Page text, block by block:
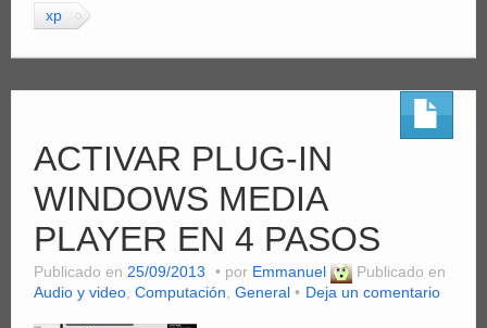
xp
ACTIVAR PLUG-IN
WINDOWS MEDIA
PLAYER EN 4 PASOS
Publicado en 25/09/2013 por Emmanuel
Publicado en
Audio y video Computación General Deja un comentario